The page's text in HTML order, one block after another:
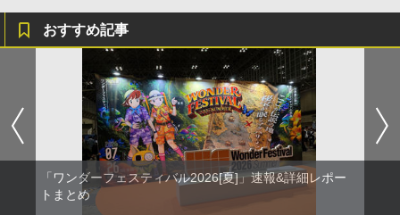
おすすめ記事
「ワンダーフェスティバル2026[夏]」速報&詳細レポー
トまとめ